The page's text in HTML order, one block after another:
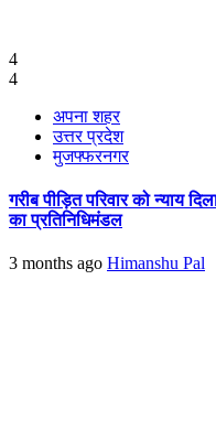
4
4
अपना शहर
उत्तर प्रदेश
मुजफ्फरनगर
गरीब पीड़ित परिवार को न्याय
का प्रतिनिधिमंडल
3 months ago Himanshu Pal